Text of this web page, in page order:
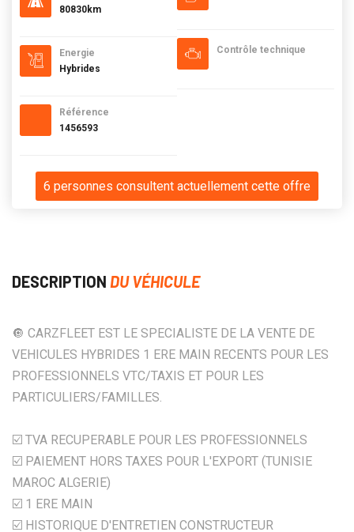
80830km
Energie
Hybrides
Référence
1456593
Contrôle technique
6 personnes consultent actuellement cette offre
DESCRIPTION DU VÉHICULE
🔘 CARZFLEET EST LE SPECIALISTE DE LA VENTE DE
VEHICULES HYBRIDES 1 ERE MAIN RECENTS POUR LES
PROFESSIONNELS VTC/TAXIS ET POUR LES
PARTICULIERS/FAMILLES.
☑️ TVA RECUPERABLE POUR LES PROFESSIONNELS
☑️ PAIEMENT HORS TAXES POUR L'EXPORT (TUNISIE
MAROC ALGERIE)
☑️ 1 ERE MAIN
☑️ HISTORIQUE D'ENTRETIEN CONSTRUCTEUR